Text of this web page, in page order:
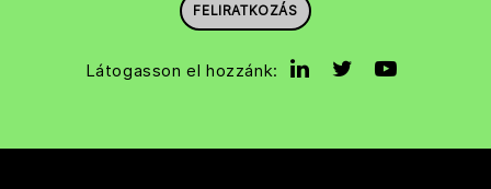
FELIRATKOZÁS
Látogasson el hozzánk: